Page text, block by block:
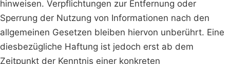
hinweisen. Verpflichtungen zur Entfernung oder
Sperrung der Nutzung von Informationen nach den
allgemeinen Gesetzen bleiben hiervon unberührt. Eine
diesbezügliche Haftung ist jedoch erst ab dem
Zeitpunkt der Kenntnis einer konkreten